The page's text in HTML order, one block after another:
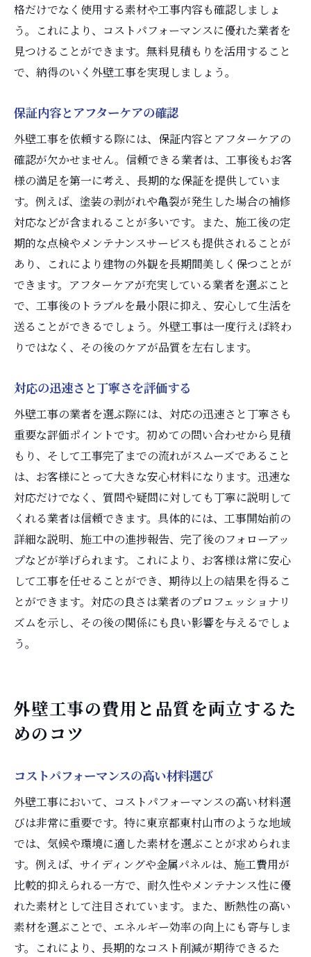
格だけでなく使用する素材や工事内容も確認しましょ
う。これにより、コストパフォーマンスに優れた業者を
見つけることができます。無料見積もりを活用すること
で、納得のいく外壁工事を実現しましょう。
保証内容とアフターケアの確認
外壁工事を依頼する際には、保証内容とアフターケアの
確認が欠かせません。信頼できる業者は、工事後もお客
様の満足を第一に考え、長期的な保証を提供していま
す。例えば、塗装の剥がれや亀裂が発生した場合の補修
対応などが含まれることが多いです。また、施工後の定
期的な点検やメンテナンスサービスも提供されることが
あり、これにより建物の外観を長期間美しく保つことが
できます。アフターケアが充実している業者を選ぶこと
で、工事後のトラブルを最小限に抑え、安心して生活を
送ることができるでしょう。外壁工事は一度行えば終わ
りではなく、その後のケアが品質を左右します。
対応の迅速さと丁寧さを評価する
外壁工事の業者を選ぶ際には、対応の迅速さと丁寧さも
重要な評価ポイントです。初めての問い合わせから見積
もり、そして工事完了までの流れがスムーズであること
は、お客様にとって大きな安心材料になります。迅速な
対応だけでなく、質問や疑問に対しても丁寧に説明して
くれる業者は信頼できます。具体的には、工事開始前の
詳細な説明、施工中の進捗報告、完了後のフォローアッ
プなどが挙げられます。これにより、お客様は常に安心
して工事を任せることができ、期待以上の結果を得るこ
とができます。対応の良さは業者のプロフェッショナリ
ズムを示し、その後の関係にも良い影響を与えるでしょ
う。
外壁工事の費用と品質を両立するた
めのコツ
コストパフォーマンスの高い材料選び
外壁工事において、コストパフォーマンスの高い材料選
びは非常に重要です。特に東京都東村山市のような地域
では、気候や環境に適した素材を選ぶことが求められま
す。例えば、サイディングや金属パネルは、施工費用が
比較的抑えられる一方で、耐久性やメンテナンス性に優
れた素材として注目されています。また、断熱性の高い
素材を選ぶことで、エネルギー効率の向上にも寄与しま
す。これにより、長期的なコスト削減が期待できるた